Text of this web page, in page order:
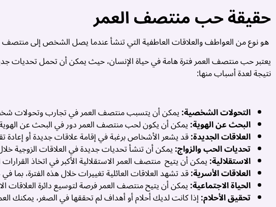
حقيقة حب منتصف العمر
هو نوع من العواطف والعلاقات العاطفية التي تنشأ عندما يصل الشخص إلى منتصف
يعتبر حب منتصف العمر فترة هامة في حياة الإنسان، حيث يمكن أن تحمل تحديات
نتيجة لعدة أسباب منها:
التحولات الشخصية:يمكن أن يتسبب منتصف العمر في تجارب وتحولات
البحث عن الهوية:يمكن أن يكون لحب منتصف العمر دور في البحث عن الهوية
العلاقات الجديدة:قد يشعر الأشخاص برغبة في إقامة علاقات جديدة أو إعادة
تحديات الحب والزواج:يمكن أن تنشأ تحديات جديدة في العلاقات الزوجية
الاستقلالية:يمكن أن يتيح منتصف العمر الاستقلالية الأكبر في اتخاذ القرارات
العلاقات الأسرية:قد تشهد العلاقات العائلية تغييرات خلال هذه الفترة، بما
الحياة الاجتماعية:يمكن أن يتيح منتصف العمر فرصة لتوسيع دائرة العلاقات
تحقيق الأحلام:إذا كانت لديك أحلام أو أهداف لم تحققها في الصغر، يمكنك